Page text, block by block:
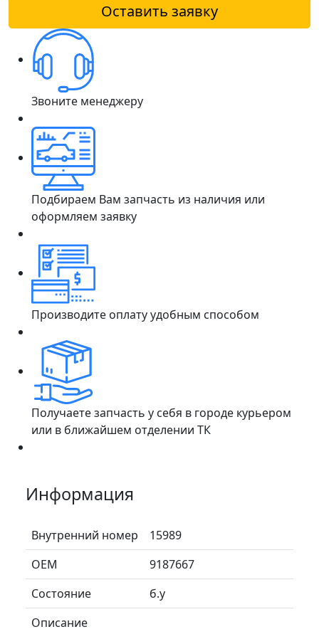
Оставить заявку
Звоните менеджеру
Подбираем Вам запчасть из наличия или
оформляем заявку
Производите оплату удобным способом
Получаете запчасть у себя в городе курьером
или в ближайшем отделении ТК
Информация
Внутренний номер
15989
ОЕМ
9187667
Состояние
б.у
Описание